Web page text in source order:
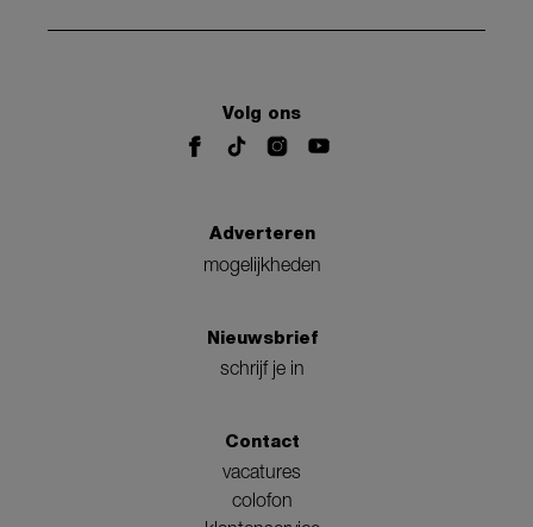
Volg ons
Adverteren
mogelijkheden
Nieuwsbrief
schrijf je in
Contact
vacatures
colofon